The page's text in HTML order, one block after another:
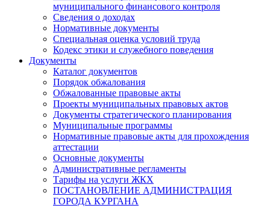
муниципального финансового контроля
Сведения о доходах
Нормативные документы
Специальная оценка условий труда
Кодекс этики и служебного поведения
Документы
Каталог документов
Порядок обжалования
Обжалованные правовые акты
Проекты муниципальных правовых актов
Документы стратегического планирования
Муниципальные программы
Нормативные правовые акты для прохождения
аттестации
Основные документы
Административные регламенты
Тарифы на услуги ЖКХ
ПОСТАНОВЛЕНИЕ АДМИНИСТРАЦИЯ
ГОРОДА КУРГАНА